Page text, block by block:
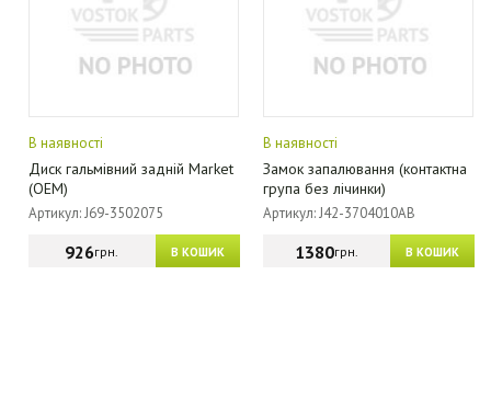
В наявності
Диск гальмівний задній Market
(OEM)
Артикул: J69-3502075
В КОШИК
926грн.
В наявності
Замок запалювання (контактна
група без лічинки)
Артикул: J42-3704010AB
В КОШИК
1380грн.